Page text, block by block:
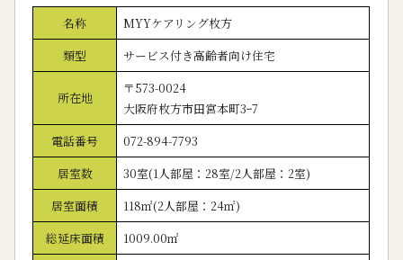
名称
MYYケアリング枚方
類型
サービス付き高齢者向け住宅
所在地
〒573-0024
大阪府枚方市田宮本町3ｰ7
電話番号
072-894-7793
居室数
30室(1人部屋：28室/2人部屋：2室)
居室面積
118㎡(2人部屋：24㎡)
総延床面積
1009.00㎡